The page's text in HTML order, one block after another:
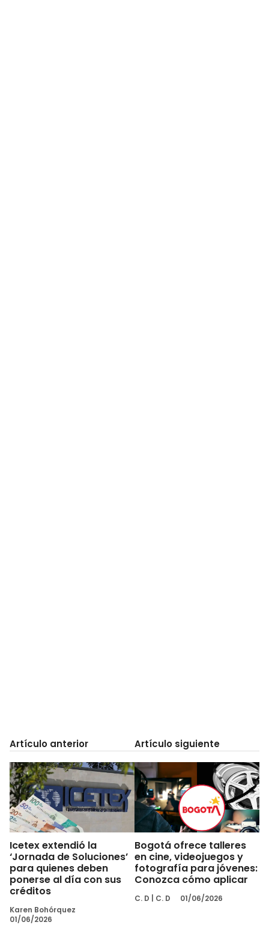
Artículo anterior
Icetex extendió la
‘Jornada de Soluciones’
para quienes deben
ponerse al día con sus
créditos
Karen Bohórquez
01/06/2026
Artículo siguiente
Bogotá ofrece talleres
en cine, videojuegos y
fotografía para jóvenes:
Conozca cómo aplicar
C. D C. D 01/06/2026